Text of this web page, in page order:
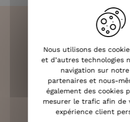
LIVRAISON
OFFERTE
RETOURS SOUS
Nous utilisons des
et d’autres technologies
navigation sur
partenaires et nous-
également des cookies
mesurer le trafic afin de
expérience client